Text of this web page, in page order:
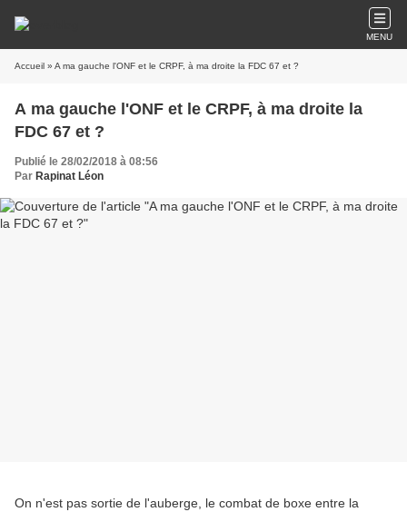
MENU
Accueil » A ma gauche l'ONF et le CRPF, à ma droite la FDC 67 et ?
A ma gauche l'ONF et le CRPF, à ma droite la
FDC 67 et ?
Publié le 28/02/2018 à 08:56
Par Rapinat Léon
On n'est pas sortie de l'auberge, le combat de boxe entre la